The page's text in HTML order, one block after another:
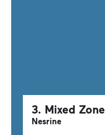
3. Mixed Zone
Nesrine